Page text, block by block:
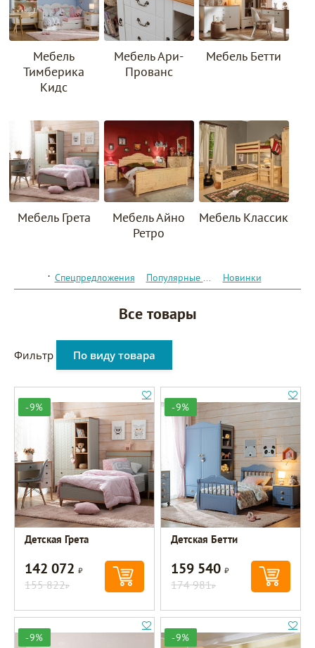
Мебель
Тимберика
Кидс
Мебель Ари-
Прованс
Мебель Бетти
Мебель Грета
Мебель Айно
Ретро
Мебель Классик
. Спецпредложения Популярные товары Новинки
Все товары
Фильтр По виду товара
-9%
Детская Грета
142 072Р
155 822Р
-9%
Детская Бетти
159 540Р
174 981Р
-9% -9%